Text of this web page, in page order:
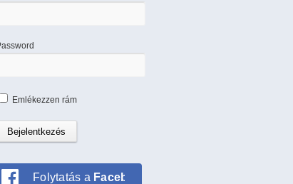
Emlékezzen rám
Folytatás a Facebookkal